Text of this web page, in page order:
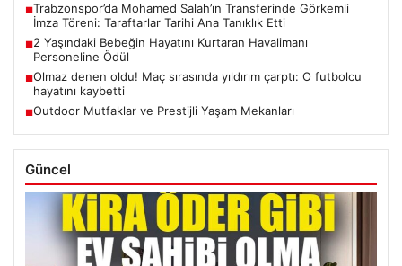
■Trabzonspor’da Mohamed Salah’ın Transferinde Görkemli
İmza Töreni: Taraftarlar Tarihi Ana Tanıklık Etti
■2 Yaşındaki Bebeğin Hayatını Kurtaran Havalimanı
Personeline Ödül
■Olmaz denen oldu! Maç sırasında yıldırım çarptı: O futbolcu
hayatını kaybetti
■Outdoor Mutfaklar ve Prestijli Yaşam Mekanları
Güncel